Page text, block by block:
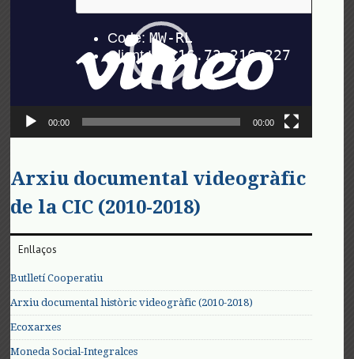
00:00 00:00
Arxiu documental videogràfic
de la CIC (2010-2018)
Enllaços
Butlletí Cooperatiu
Arxiu documental històric videogràfic (2010-2018)
Ecoxarxes
Moneda Social-Integralces